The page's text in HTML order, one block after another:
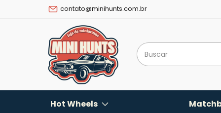
contato@minihunts.com.br
Hot Wheels